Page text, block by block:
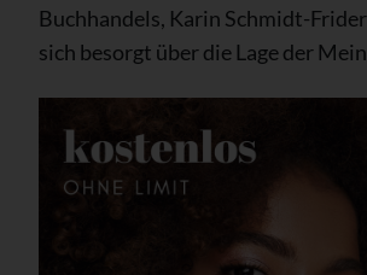
Buchhandels, Karin Schmidt-
sich besorgt über die Lage der